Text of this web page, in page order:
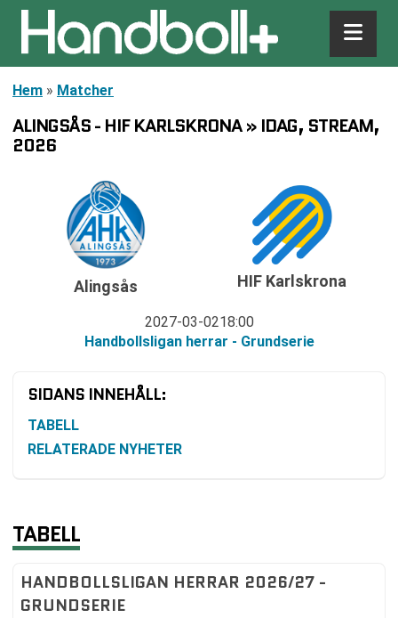
Hem » Matcher
ALINGSÅS - HIF KARLSKRONA » IDAG, STREAM,
2026
Alingsås
2027-03-0218:00
Handbollsligan herrar - Grundserie
HIF Karlskrona
SIDANS INNEHÅLL:
TABELL
RELATERADE NYHETER
TABELL
HANDBOLLSLIGAN HERRAR 2026/27 -
GRUNDSERIE